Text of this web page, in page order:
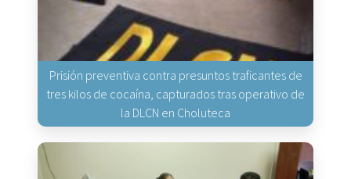
Prisión preventiva contra presuntos traficantes de
tres kilos de cocaína, capturados tras operativo de
la DLCN en Choluteca